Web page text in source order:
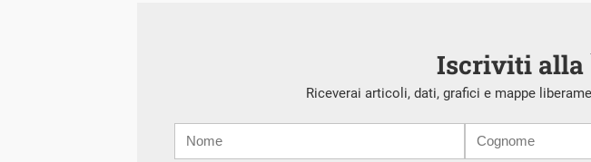
Iscriviti alla
Riceverai articoli, dati, grafici e mappe
mail